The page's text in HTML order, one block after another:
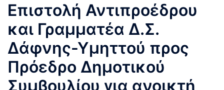
Επιστολή Αντιπροέδρου
και Γραμματέα Δ.Σ.
Δάφνης-Υμηττού προς
Πρόεδρο Δημοτικού
Συμβουλίου για ανοικτή